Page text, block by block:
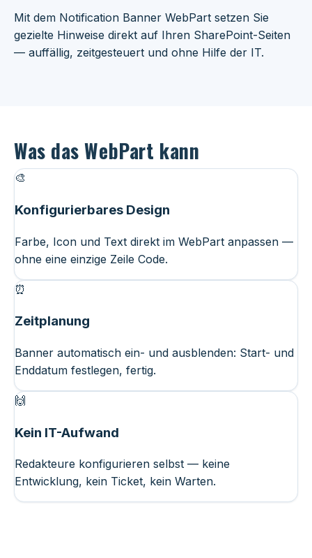
Mit dem Notification Banner WebPart setzen Sie
gezielte Hinweise direkt auf Ihren SharePoint-Seiten
— auffällig, zeitgesteuert und ohne Hilfe der IT.
Was das WebPart kann
🎨
Konfigurierbares Design
Farbe, Icon und Text direkt im WebPart anpassen —
ohne eine einzige Zeile Code.
⏰
Zeitplanung
Banner automatisch ein- und ausblenden: Start- und
Enddatum festlegen, fertig.
🙌
Kein IT-Aufwand
Redakteure konfigurieren selbst — keine
Entwicklung, kein Ticket, kein Warten.